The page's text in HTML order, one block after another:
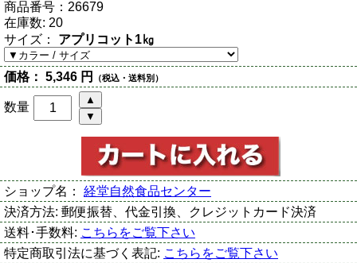
商品番号： 26679
在庫数: 20
サイズ： アプリコット1㎏
価格： 5,346 円 （税込・送料別）
数量
ショップ名： 経堂自然食品センター
決済方法: 郵便振替、代金引換、クレジットカード決済
送料･手数料: こちらをご覧下さい
特定商取引法に基づく表記: こちらをご覧下さい